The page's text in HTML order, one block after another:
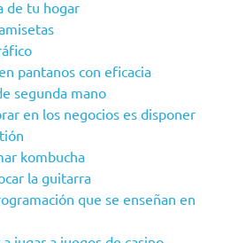
de tu hogar
pantanos con eficacia
segunda mano
en los negocios es disponer
kombucha
la guitarra
que se enseñan en